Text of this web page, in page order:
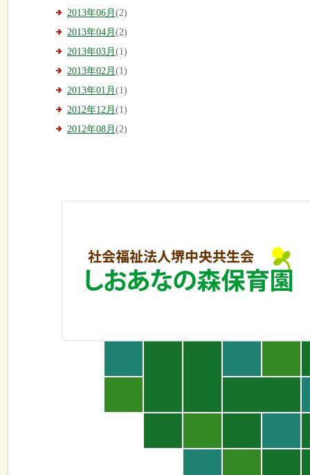
2013年06月 (2)
2013年04月 (2)
2013年03月 (1)
2013年02月 (1)
2013年01月 (1)
2012年12月 (1)
2012年08月 (2)